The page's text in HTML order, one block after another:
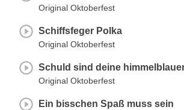
Original Oktoberfest
Schiffsfeger Polka
Original Oktoberfest
Schuld sind deine
Original Oktoberfest
Ein bisschen Spaß muss sein